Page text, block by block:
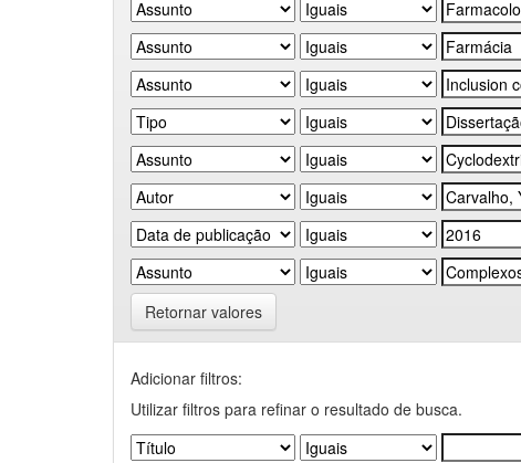
Retornar valores
Adicionar filtros:
Utilizar filtros para refinar o resultado de busca.